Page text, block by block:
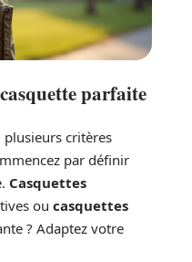
parfaite
plusieurs critères
par définir
Casquettes
ou casquettes
? Adaptez votre